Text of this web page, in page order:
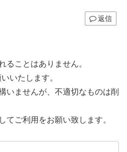
返信
ることはありません。
いたします。
いませんが、不適切なものは削
てご利用をお願い致します。